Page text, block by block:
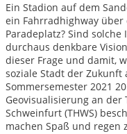
Ein Stadion auf dem
ein Fahrradhighway
Paradeplatz? Sind
durchaus denkbare
dieser Frage und damit,
soziale Stadt der Zukunft
Sommersemester 2021
Geovisualisierung an der
Schweinfurt (THWS)
machen Spaß und regen